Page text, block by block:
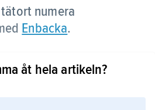
numera
Enbacka.
åt hela artikeln?